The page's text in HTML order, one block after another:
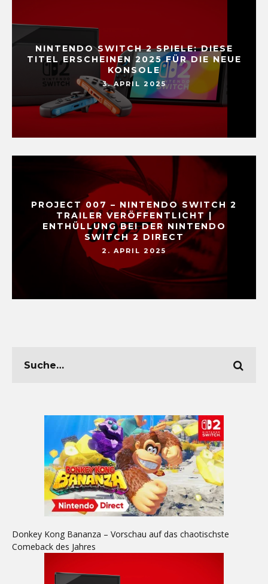
NINTENDO SWITCH 2 SPIELE: DIESE
TITEL ERSCHEINEN 2025 FÜR DIE NEUE
KONSOLE
3. APRIL 2025
PROJECT 007 – NINTENDO SWITCH 2
TRAILER VERÖFFENTLICHT |
ENTHÜLLUNG BEI DER NINTENDO
SWITCH 2 DIRECT
2. APRIL 2025
Donkey Kong Bananza – Vorschau auf das chaotischste
Comeback des Jahres